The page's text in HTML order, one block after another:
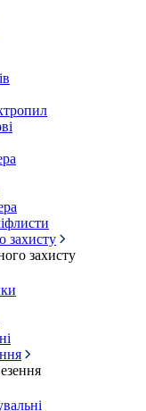
захисту
захисту